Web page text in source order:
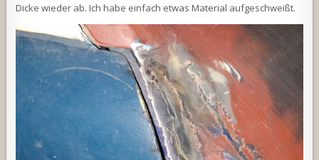
Dicke wieder ab. Ich habe einfach etwas Material aufgeschweißt.